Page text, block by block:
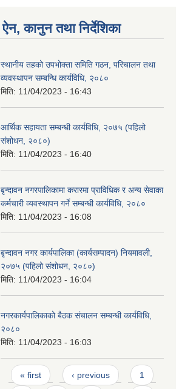
ऐन, कानुन तथा निर्देशिका
स्थानीय तहको उपभोक्ता समिति गठन, परिचालन तथा
व्यवस्थापन सम्बन्धि कार्यविधि, २०८०
मिति: 11/04/2023 - 16:43
आर्थिक सहायता सम्बन्धी कार्यविधि, २०७५ (पहिलो
संशोधन, २०८०)
मिति: 11/04/2023 - 16:40
बृन्दावन नगरपालिकामा करारमा प्राविधिक र अन्य सेवाका
कर्मचारी व्यवस्थापन गर्ने सम्बन्धी कार्यविधि, २०८०
मिति: 11/04/2023 - 16:08
बृन्दावन नगर कार्यपालिका (कार्यसम्पादन) नियमावली,
२०७५ (पहिलो संशोधन, २०८०)
मिति: 11/04/2023 - 16:04
नगरकार्यपालिकाको बैठक संचालन सम्बन्धी कार्यविधि,
२०८०
मिति: 11/04/2023 - 16:03
Pages
« first ‹ previous 1